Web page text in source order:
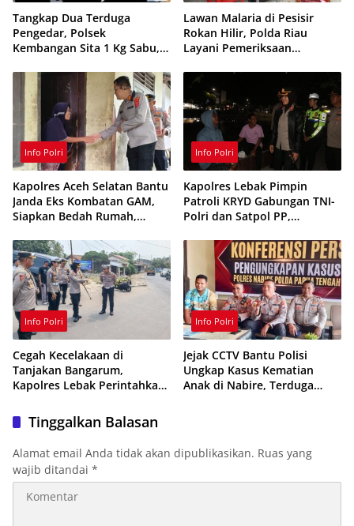
Tangkap Dua Terduga
Pengedar, Polsek
Kembangan Sita 1 Kg Sabu,
Ribu Butir Obat Keras
Lawan Malaria di Pesisir
Rokan Hilir, Polda Riau
Layani Pemeriksaan
Info Polri
Kapolres Aceh Selatan Bantu
Janda Eks Kombatan GAM,
Siapkan Bedah Rumah,
Usaha
Info Polri
Kapolres Lebak Pimpin
Patroli KRYD Gabungan TNI-
Polri dan Satpol PP,
Balap Liar
Info Polri
Cegah Kecelakaan di
Tanjakan Bangarum,
Kapolres Lebak Perintahkan
Lintas
Info Polri
Jejak CCTV Bantu Polisi
Ungkap Kasus Kematian
Anak di Nabire, Terduga
Tinggalkan Balasan
Alamat email Anda tidak akan dipublikasikan. Ruas yang
wajib ditandai *